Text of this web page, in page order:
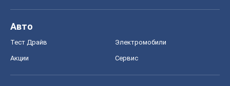
Авто
Тест Драйв Электромобили
Акции Сервис